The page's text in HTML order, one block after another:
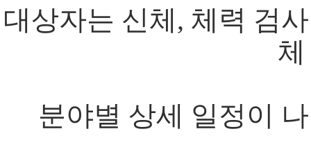
대상자는 신체, 체력 검
분야별 상세 일정이